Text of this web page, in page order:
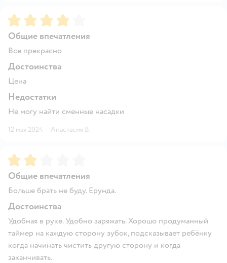
Рейтинг:4
Общие впечатления
Все прекрасно
Достоинства
Цена
Недостатки
Не могу найти сменные насадки
12 мая 2024 · Анастасия В.
Рейтинг:
Общие впечатления
Больше брать не буду. Ерунда.
Достоинства
Удобная в руке. Удобно заряжать. Хорошо продуманный
таймер на каждую сторону зубок, подсказывает ребёнку
когда начинать чистить другую сторону и когда
заканчивать.